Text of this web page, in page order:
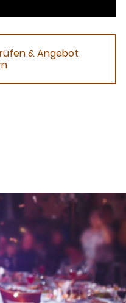
& Angebot